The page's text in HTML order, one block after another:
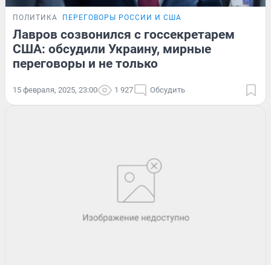
ПОЛИТИКА ПЕРЕГОВОРЫ РОССИИ И США
Лавров созвонился с госсекретарем
США: обсудили Украину, мирные
переговоры и не только
15 февраля, 2025, 23:00 1 927 Обсудить